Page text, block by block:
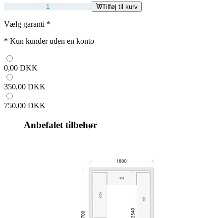
Tilføj til kurv
Vælg garanti *
* Kun kunder uden en konto
0,00 DKK
350,00 DKK
750,00 DKK
Anbefalet tilbehør